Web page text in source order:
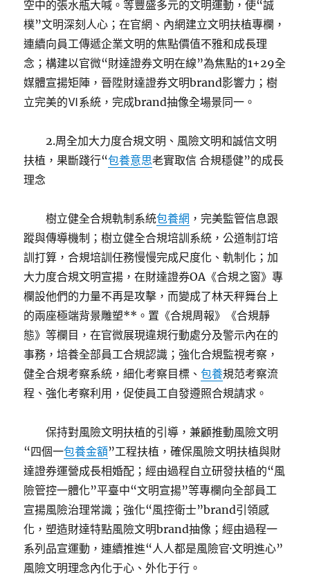
空中的張水瓶大喊。等豐盛多元的文明運動，使“誠
樸”文明深刻人心；在官網、內網建立文明扶植專欄，
連續向員工傳遞企業文明的焦點價值不雅和成長理
念；構建以官微“財達證券文明在線”為焦點的1+29全
媒體宣揚矩陣，晉陞財達證券文明brand影響力；樹
立完美的Ⅵ系統，完成brand抽像全場景同一。
2.周全加大力度合規文明、風險文明和誠信文明
扶植，果斷踐行“包養意思老實取信 合規穩健”的成長
理念
樹立健全合規軌制系統包養網 ，完美監管信息跟
蹤與傳導機制；樹立健全合規培訓系統，公道制訂培
訓打算，合規培訓任務慢慢完成尺度化、軌制化；加
大力度合規文明宣揚，在財達證券OA《合規之窗》專
欄設他們的力量不再是攻擊，而變成了林天秤舞台上
的兩座極端背景雕塑**。置《合規周報》《合規靜
態》等欄目，在官微展現違規行動處分及警示內在的
事務，培養全部員工合規認識；強化合規監視考察，
健全合規考察系統，細化考察目標、包養規范考察流
程、強化考察利用，促使員工自發遵照合規請求。
保持對風險文明扶植的引導，兼顧推動風險文明
“四個一包養金額”工程扶植，確保風險文明扶植與財
達證券運營成長相婚配；經由過程自立研發扶植的“風
險管控一體化”平臺中“文明宣揚”等專欄向全部員工
宣揚風險治理常識；強化“風控衛士”brand引領感
化，塑造財達特點風險文明brand抽像；經由過程一
系列品宣運動，連續推進“人人都是風險官·文明進心”
風險文明理念內化于心、外化于行。